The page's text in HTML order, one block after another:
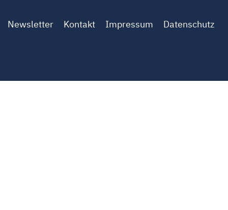
Newsletter Kontakt Impressum Datenschutz